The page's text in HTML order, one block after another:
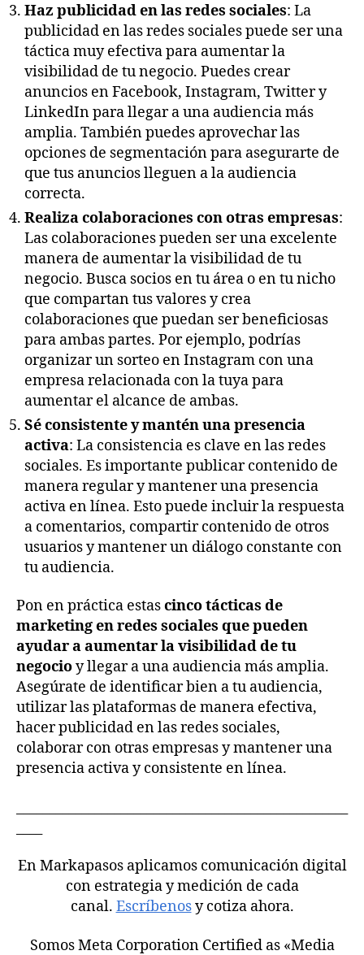
Haz publicidad en las redes sociales: La
publicidad en las redes sociales puede ser una
táctica muy efectiva para aumentar la
visibilidad de tu negocio. Puedes crear
anuncios en Facebook, Instagram, Twitter y
LinkedIn para llegar a una audiencia más
amplia. También puedes aprovechar las
opciones de segmentación para asegurarte de
que tus anuncios lleguen a la audiencia
correcta.
Realiza colaboraciones con otras empresas:
Las colaboraciones pueden ser una excelente
manera de aumentar la visibilidad de tu
negocio. Busca socios en tu área o en tu nicho
que compartan tus valores y crea
colaboraciones que puedan ser beneficiosas
para ambas partes. Por ejemplo, podrías
organizar un sorteo en Instagram con una
empresa relacionada con la tuya para
aumentar el alcance de ambas.
Sé consistente y mantén una presencia
activa: La consistencia es clave en las redes
sociales. Es importante publicar contenido de
manera regular y mantener una presencia
activa en línea. Esto puede incluir la respuesta
a comentarios, compartir contenido de otros
usuarios y mantener un diálogo constante con
tu audiencia.
Pon en práctica estascinco tácticas de
marketing en redes sociales que pueden
ayudar a aumentar la visibilidad de tu
negocioy llegar a una audiencia más amplia.
Asegúrate de identificar bien a tu audiencia,
utilizar las plataformas de manera efectiva,
hacer publicidad en las redes sociales,
colaborar con otras empresas y mantener una
presencia activa y consistente en línea.
En Markapasos aplicamos comunicación digital
con estrategia y medición de cada
canal. Escríbenosy cotiza ahora.
Somos Meta Corporation Certified as «Media